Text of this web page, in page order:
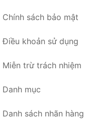
Chính sách bảo mật
Điều khoản sử dụng
Miễn trừ trách nhiệm
Danh mục
Danh sách nhãn hàng